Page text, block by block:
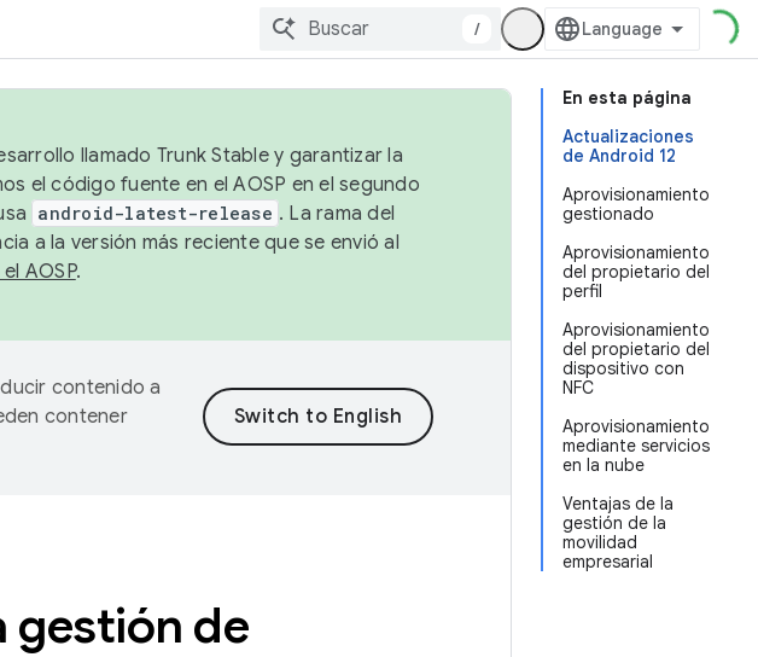
/
En esta página
Actualizaciones
de Android 12
Aprovisionamiento
gestionado
Aprovisionamiento
del propietario del
perfil
Aprovisionamiento
del propietario del
dispositivo con
NFC
Aprovisionamiento
mediante servicios
en la nube
Ventajas de la
gestión de la
movilidad
empresarial
llamado Trunk Stable y garantizar la
el código fuente en el AOSP en el segundo
android-latest-release . La rama del
a la versión más reciente que se envió al
AOSP.
contenido a
contener
gestión de